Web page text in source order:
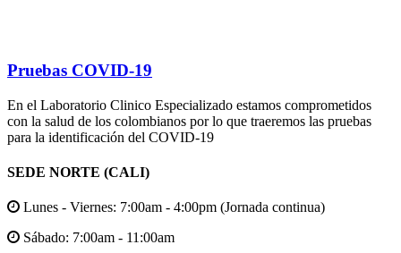
Pruebas COVID-19
En el Laboratorio Clinico Especializado estamos comprometidos
con la salud de los colombianos por lo que traeremos las pruebas
para la identificación del COVID-19
SEDE NORTE (CALI)
Lunes - Viernes: 7:00am - 4:00pm (Jornada continua)
Sábado: 7:00am - 11:00am